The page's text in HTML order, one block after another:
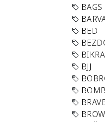
BAGS
BED
BJJ